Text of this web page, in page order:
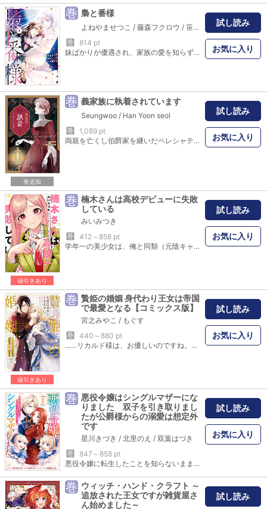
巻 梟と番様
よねやませつこ / 藤森フクロウ / 笹原亜美
巻
814 pt
妹ばかりが優遇され、家族の愛を知らずに育った伯爵令嬢のユフィリアは誰にも頼らず生きていこうと心に決めていた。ある夜、一人部屋で休んでいた彼女は傷を負った小さな梟の手当てをした。次の日からなぜか隣国の皇帝から、熱烈な求婚を受けることになって…！？「見つけた。やっと、ずっと、きっと生まれた時から探していた」とろける瞳と甘い言葉、そして邪魔者は容赦なく排除する。猛烈なまでのこの愛は、あまりに激重すぎる!?虐げられていた少女と皇帝の最強の嫁入りシンデレラストーリー！
試し読み
お気に入り
巻追加
巻 義家族に執着されています
Seungwoo / Han Yoon seol
巻
1,089 pt
両親を亡くし伯爵家を継いだペレシャティは、遺産目当ての夫と継母たちに命を奪われてしまうが、気が付くと結婚前の時点に回帰していた！二度目の人生では裏切り者たちから離れ、自分の命と財産を守るため偽装結婚を決意し、呪われた一族と呼ばれるラピレオン大公家当主・テルデオに契約を持ち掛けるが冷たくあしらわれてしまう。屋敷から追い出されそうになるペレシャティだったが、あることをきっかけにテルデオの態度が一変し――!?訳アリ義家族から溺愛される令嬢のラブファンタジー開幕!!
試し読み
お気に入り
値引きあり
巻 楠木さんは高校デビューに失敗
している
みいみつき
巻
412～858 pt
学年一の美少女は、俺と同類（元陰キャ）だ。高校デビューした元“陰キャ”同士で理想の高校生活を目指す!?SNSで話題沸騰のコミュ力低めな青春ストーリー!!連載の気になる続きを50ページ以上描き下ろし収録！【あらすじ】中学時代のトラウマをきっかけに高校デビューに成功した元陰キャの志月恵助。新しい環境で過去の自分を知る者はいない。ただ一人、同じ中学出身で志月と同様に高校デビューを果たした女子・楠木静を除いて…。学年一の美人と噂される程に変貌を遂げ、スクールカーストで天下を取ったも同然に見える楠木は、なぜか志月に助けを求めてくる。戸惑いながらも話を聞くと彼女の意外な実態が明らかになるが、もっと自信を持てと励ます志月に、楠木はさらに意外な提案をする――。「志月くん、わ…私と友達になってくれませんか？」高校デビューした同士で期間限定の友達関係。それ以外の感情なんてあるわけない!?
試し読み
お気に入り
値引きあり
巻 贄姫の婚姻 身代わり王女は帝国
で最愛となる【コミックス版】
宮之みやこ / もぐす
巻
440～880 pt
……リカルド様は、お優しいのですね。冷徹帝に贄（にえ）として嫁がされ、暗殺された身代わり王女―― タイムリープから始まる逆転劇と溺愛ロマンス!! コミックス限定の番外編を描き下ろし収録! 【あらすじ】クーデターによって前王の娘として幽閉されて育ったシャノバン王国の王女ルーシャ・リュ・クリエール・シャノバンは、ある日突然外の世界に引っ張り出され、オルムング帝国の皇帝で、見た目も性格も恐ろしい”冷徹帝”と噂されるリカルド・フォン・ボールン・オルムングの元に、従姉妹のマルグリットの代わりに嫁がされることになる。跡継ぎを生む目的だけで愛のない妊娠と出産を経験しながらも、自らの子供キースを育てることに初めての幸せを感じるルーシャだったが、彼女の立場とキースを利用したいマルグリットが放った刺客によって殺されてしまう。しかし無念の死を遂げた瞬間に奇跡の力によって、幽閉されていた頃に時間が巻き戻る。暗殺を回避して大切なわが子を必ず守るという決意を胸に、再びリカルドの元に嫁ぐルーシャ。すると、冷酷で愛などなかったはずのリカルドの意外な一面が見えてきて…!?
試し読み
お気に入り
巻 悪役令嬢はシングルマザーにな
りました 双子を引き取りまし
たが公爵様からの溺愛は想定外
です
星川きづき / 北里のえ / 双葉はづき
巻
847～858 pt
悪役令嬢に転生したことを知らないまま、王太子から婚約破棄された公爵令嬢エステル。これからは庶民としてつつましく生きよう！と隣国の料理屋で働くことに。六年後、亡くなった店主の双子の娘ココとミアを育てながら料理屋も切り盛りしていたけれど……。双子の兄を名乗る公爵フレデリックが訪れ、相続争いに巻き込まれそうな双子たちを守るため恋人のふりをすることになり!?ゲームに転生したと知らずに翻弄される悪役令嬢と冷徹公爵の偽装婚約ラブファンタジー♡
試し読み
お気に入り
巻 ウィッチ・ハンド・クラフト ～
追放された王女ですが雑貨屋さ
ん始めました～
試し読み